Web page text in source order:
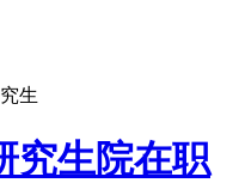
究生院在职